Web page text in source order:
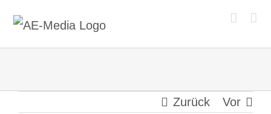
Inhalt
springen
Zurück Vor